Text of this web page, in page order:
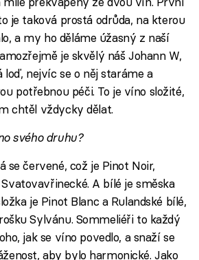
je taková prostá odrůda, na kterou
a my ho děláme úžasný z naší
je skvělý náš Johann W,
loď, nejvíc se o něj staráme a
potřebnou péči. To je víno složité,
chtěl vždycky dělat.
svého druhu?
se červené, což je Pinot Noir,
A bílé je směska
je Pinot Blanc a Rulandské bílé,
Sylvánu. Sommeliéři to každý
jak se víno povedlo, a snaží se
aby bylo harmonické. Jako